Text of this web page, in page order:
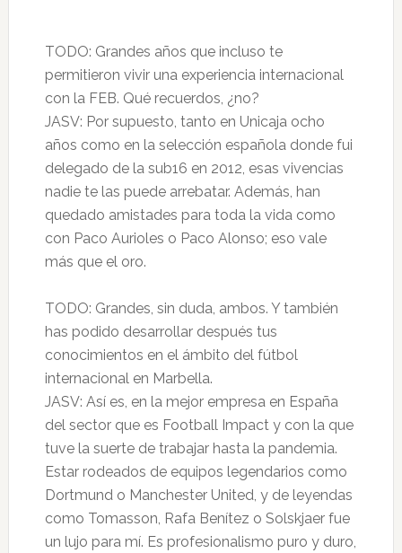
TODO: Grandes años que incluso te
permitieron vivir una experiencia internacional
con la FEB. Qué recuerdos, ¿no?
JASV: Por supuesto, tanto en Unicaja ocho
años como en la selección española donde fui
delegado de la sub16 en 2012, esas vivencias
nadie te las puede arrebatar. Además, han
quedado amistades para toda la vida como
con Paco Aurioles o Paco Alonso; eso vale
más que el oro.
TODO: Grandes, sin duda, ambos. Y también
has podido desarrollar después tus
conocimientos en el ámbito del fútbol
internacional en Marbella.
JASV: Así es, en la mejor empresa en España
del sector que es Football Impact y con la que
tuve la suerte de trabajar hasta la pandemia.
Estar rodeados de equipos legendarios como
Dortmund o Manchester United, y de leyendas
como Tomasson, Rafa Benítez o Solskjaer fue
un lujo para mí. Es profesionalismo puro y duro,